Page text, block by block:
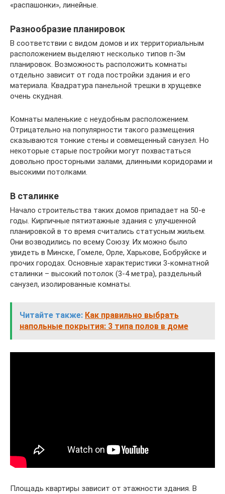
«распашонки», линейные.
Разнообразие планировок
В соответствии с видом домов и их территориальным
расположением выделяют несколько типов п-3м
планировок. Возможность расположить комнаты
отдельно зависит от года постройки здания и его
материала. Квадратура панельной трешки в хрущевке
очень скудная.
Комнаты маленькие с неудобным расположением.
Отрицательно на популярности такого размещения
сказываются тонкие стены и совмещенный санузел. Но
некоторые старые постройки могут похвастаться
довольно просторными залами, длинными коридорами и
высокими потолками.
В сталинке
Начало строительства таких домов припадает на 50-е
годы. Кирпичные пятиэтажные здания с улучшенной
планировкой в то время считались статусным жильем.
Они возводились по всему Союзу. Их можно было
увидеть в Минске, Гомеле, Орле, Харькове, Бобруйске и
прочих городах. Основные характеристики 3-комнатной
сталинки – высокий потолок (3-4 метра), раздельный
санузел, изолированные комнаты.
Читайте также: Как правильно выбрать
напольные покрытия: 3 типа полов в доме
Площадь квартиры зависит от этажности здания. В